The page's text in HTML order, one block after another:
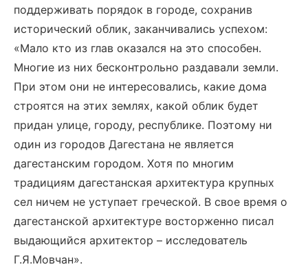
поддерживать порядок в городе, сохранив
исторический облик, заканчивались успехом:
«Мало кто из глав оказался на это способен.
Многие из них бесконтрольно раздавали земли.
При этом они не интересовались, какие дома
строятся на этих землях, какой облик будет
придан улице, городу, республике. Поэтому ни
один из городов Дагестана не является
дагестанским городом. Хотя по многим
традициям дагестанская архитектура крупных
сел ничем не уступает греческой. В свое время о
дагестанской архитектуре восторженно писал
выдающийся архитектор – исследователь
Г.Я.Мовчан».